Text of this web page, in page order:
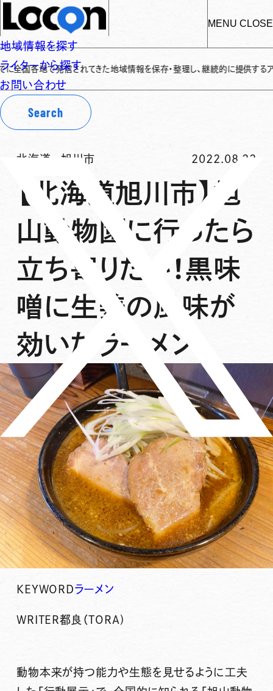
MENU CLOSE
地域情報を探す
ライターから探す
お問い合わせ
Search
で発信されてきた地域情報を保存・整理し、継続的に提供するアーカイブサ
北海道 -旭川市 2022.08.22
【北海道旭川市】旭
山動物園に行ったら
立ち寄りたい！黒味
噌に生姜の風味が
効いたラーメン
KEYWORDラーメン
WRITER都良（TORA)
動物本来が持つ能力や生態を見せるように工夫